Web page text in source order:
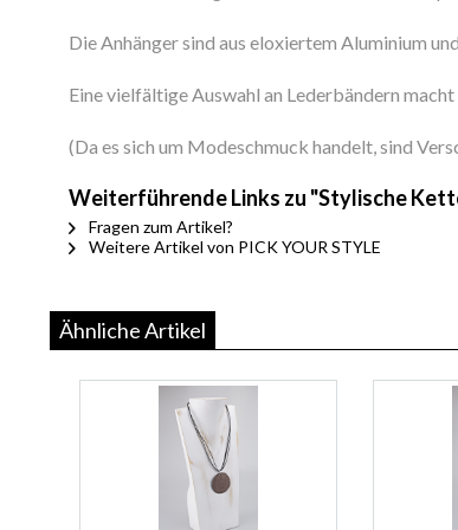
Die Anhänger sind aus eloxiertem Aluminium
Eine vielfältige Auswahl an Lederbändern
(Da es sich um Modeschmuck handelt, sind
Weiterführende Links zu "Stylische
Fragen zum Artikel?
Weitere Artikel von PICK YOUR STYLE
Ähnliche Artikel